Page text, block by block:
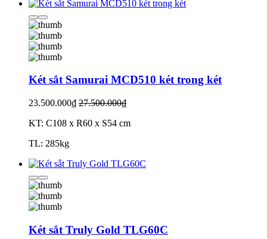
Két sắt Samurai MCD510 két trong két
23.500.000₫ 27.500.000₫
KT: C108 x R60 x S54 cm
TL: 285kg
Két sắt Truly Gold TLG60C